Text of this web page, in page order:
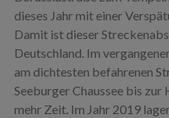
dieses Jahr mit einer
Damit ist dieser
Deutschland. Im
am dichtesten befahrenen
Seeburger Chaussee bis
mehr Zeit. Im Jahr 2019